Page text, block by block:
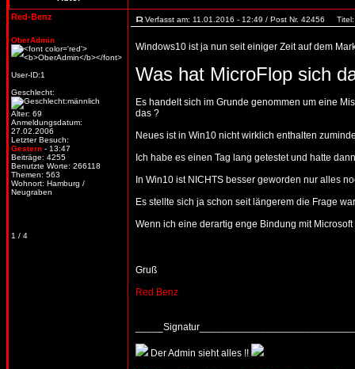
Red-Benz
OberAdmin
User-ID:1
Geschlecht:
Alter: 69
Anmeldungsdatum:
27.02.2006
Letzter Besuch:
Gestern - 13:47
Beiträge: 4255
Benutzte Worte: 266118
Themen: 563
Wohnort: Hamburg /
Neugraben
1 / 4
Verfasst am: 11.01.2016 - 12:49 / Post Nr. 42456 Titel:
Windows10 ist ja nun seit einiger Zeit auf dem
Was hat MicroFlop sich
Es handelt sich im Grunde genommen um eine
das ?
Neues ist in Win10 nicht wirklich enthalten
Ich habe es einen Tag lang getestet und hatte
In Win10 ist NICHTS besser geworden nur alles
Es stellte sich ja schon seit längerem die Frage
Wenn ich eine derartig enge Bindung mit
Gruß
Red Benz
Der Admin sieht alles !!